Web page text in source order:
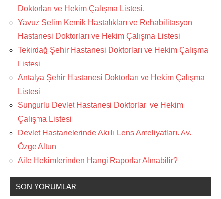
Doktorları ve Hekim Çalışma Listesi.
Yavuz Selim Kemik Hastalıkları ve Rehabilitasyon
Hastanesi Doktorları ve Hekim Çalışma Listesi
Tekirdağ Şehir Hastanesi Doktorları ve Hekim Çalışma
Listesi.
Antalya Şehir Hastanesi Doktorları ve Hekim Çalışma
Listesi
Sungurlu Devlet Hastanesi Doktorları ve Hekim
Çalışma Listesi
Devlet Hastanelerinde Akıllı Lens Ameliyatları. Av.
Özge Altun
Aile Hekimlerinden Hangi Raporlar Alınabilir?
SON YORUMLAR